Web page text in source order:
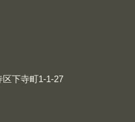
下寺町1-1-27